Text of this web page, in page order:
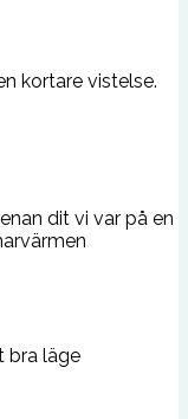
kortare vistelse.
dit vi var på en
bra läge